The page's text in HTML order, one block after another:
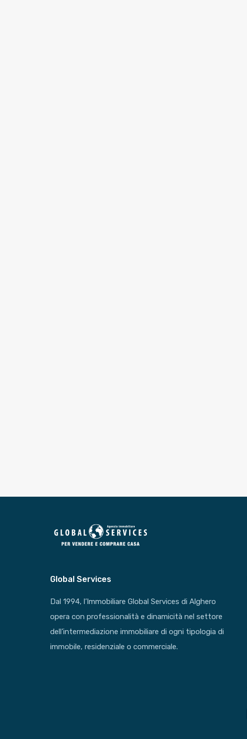
Global Services
Dal 1994, l’Immobiliare Global Services di Alghero
opera con professionalità e dinamicità nel settore
dell’intermediazione immobiliare di ogni tipologia di
immobile, residenziale o commerciale.